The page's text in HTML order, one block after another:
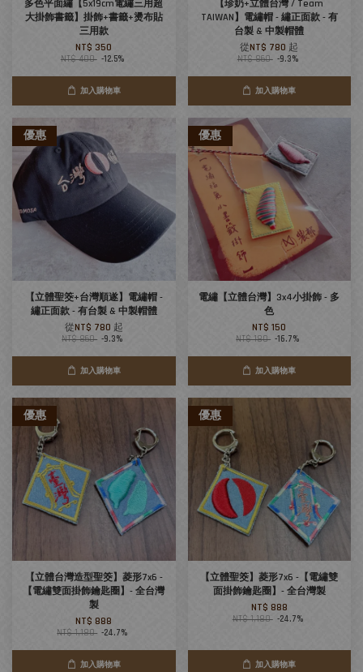
多色平面繡【5x19cm電繡三用超
大掛飾書籤】掛飾+書籤+燙布貼
三用款
NT$ 350
NT$ 400 -12.5%
加入購物車
【珍奶+立體台灣 / Team
TAIWAN】電繡帽 - 繡正面款 - 有
台製 & 中製帽體
從NT$ 780 起
NT$ 860 -9.3%
加入購物車
優惠
【立體聖筊+台灣順遂】電繡帽 -
繡正面款 - 有台製 & 中製帽體
從NT$ 780 起
NT$ 860 -9.3%
加入購物車
優惠
電繡【立體台灣】3x4小掛飾 - 多
色
NT$ 150
NT$ 180 -16.7%
加入購物車
優惠
【立體台灣造型聖筊】菱形7x6 -
【電繡雙面掛飾鑰匙圈】- 全台灣
製
NT$ 888
NT$ 1,180 -24.7%
加入購物車
優惠
【立體聖筊】菱形7x6 -【電繡雙
面掛飾鑰匙圈】- 全台灣製
NT$ 888
NT$ 1,180 -24.7%
加入購物車